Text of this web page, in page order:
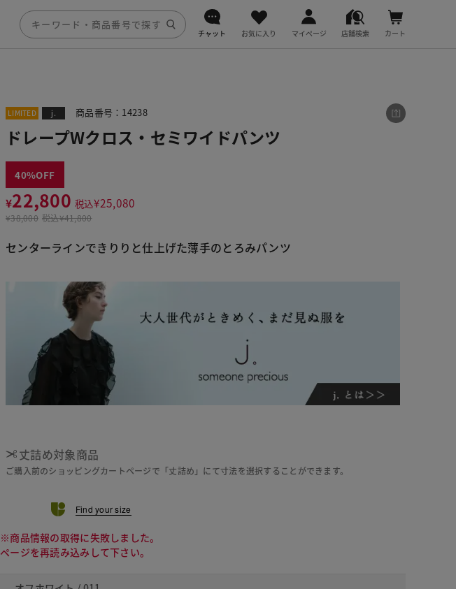
チャット お気に入り マイページ 店舗検索 カート
LIMITED j. 商品番号：14238
ドレープWクロス・セミワイドパンツ
40
¥22,800 税込¥25,080
¥38,000 税込¥41,800
センターラインできりりと仕上げた薄手のとろみパンツ
丈詰め対象商品
ご購入前のショッピングカートページで「丈詰め」にて寸法を選択することができます。
Find your size
※商品情報の取得に失敗しました。
ページを再読み込みして下さい。